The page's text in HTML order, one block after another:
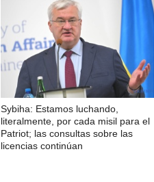
Sybiha: Estamos luchando,
literalmente, por cada misil para el
Patriot; las consultas sobre las
licencias continúan